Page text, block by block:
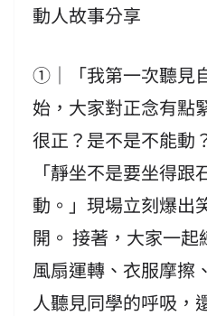
動人故事分享
①｜「我第一次聽見
始，大家對正念有點
很正？是不是不能動
「靜坐不是要坐得
動。」現場立刻爆出
開。 接著，大家一起
風扇運轉、衣服摩
人聽見同學的呼吸，